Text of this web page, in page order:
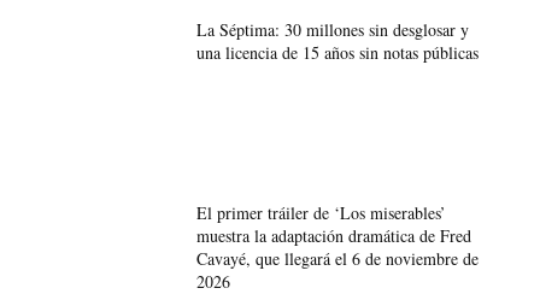
La Séptima: 30 millones sin desglosar y
una licencia de 15 años sin notas públicas
El primer tráiler de ‘Los miserables’
muestra la adaptación dramática de Fred
Cavayé, que llegará el 6 de noviembre de
2026